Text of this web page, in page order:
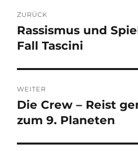
ZURÜCK
Vorheriger
Beitrag:
Rassismus und
Fall Tascini
WEITER
Nächster
Beitrag:
Die Crew – Reist
zum 9. Planeten